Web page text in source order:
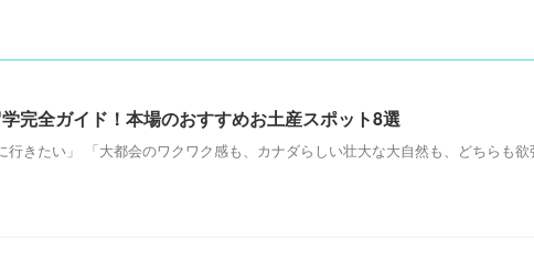
完全ガイド！本場のおすすめお土産スポット8選
きたい」 「大都会のワクワク感も、カナダらしい壮大な大自然も、どちらも